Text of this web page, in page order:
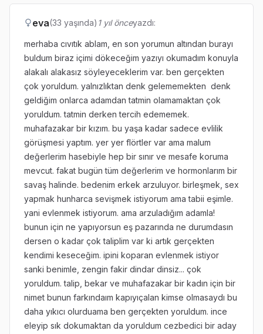
eva(33 yaşında) 1 yıl önceyazdı:
merhaba cıvıtık ablam, en son yorumun altından burayı
buldum biraz içimi dökeceğim yazıyı okumadım konuyla
alakalı alakasız söyleyeceklerim var. ben gerçekten
çok yoruldum. yalnızlıktan denk gelememekten denk
geldiğim onlarca adamdan tatmin olamamaktan çok
yoruldum. tatmin derken tercih edememek.
muhafazakar bir kızım. bu yaşa kadar sadece evlilik
görüşmesi yaptım. yer yer flörtler var ama malum
değerlerim hasebiyle hep bir sınır ve mesafe koruma
mevcut. fakat bugün tüm değerlerim ve hormonlarım bir
savaş halinde. bedenim erkek arzuluyor. birleşmek, sex
yapmak hunharca sevişmek istiyorum ama tabii eşimle.
yani evlenmek istiyorum. ama arzuladığım adamla!
bunun için ne yapıyorsun eş pazarında ne durumdasın
dersen o kadar çok taliplim var ki artık gerçekten
kendimi keseceğim. ipini koparan evlenmek istiyor
sanki benimle, zengin fakir dindar dinsiz... çok
yoruldum. talip, bekar ve muhafazakar bir kadın için bir
nimet bunun farkındaım kapıyıçalan kimse olmasaydı bu
daha yıkıcı olurduama ben gerçekten yoruldum. ince
eleyip sık dokumaktan da yoruldum cezbedici bir aday